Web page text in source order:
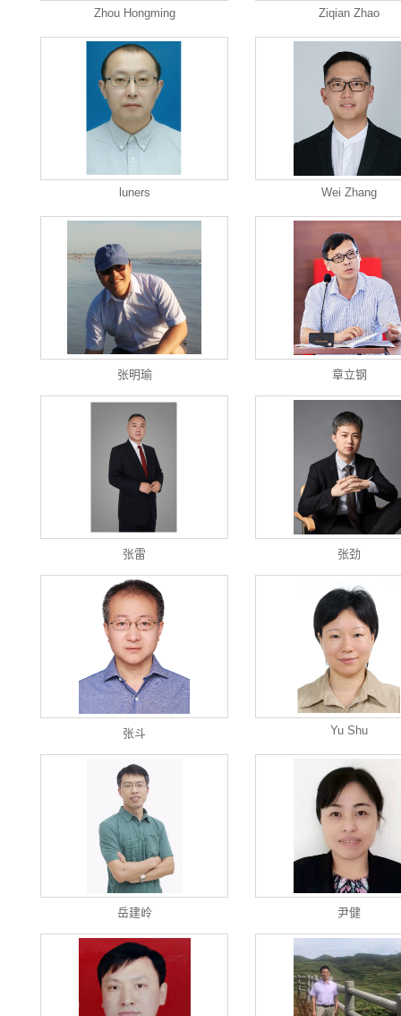
Zhou Hongming Ziqian Zhao
luners Wei Zhang
张明瑜 章立钢
张雷 张劲
张斗 Yu Shu
岳建岭 尹健